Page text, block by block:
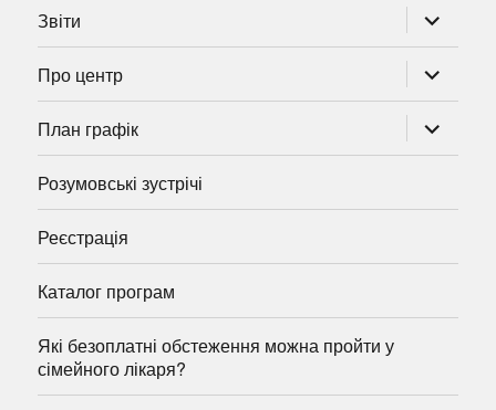
Звіти
підменю
Про центр
підменю
План графік
підменю
Розумовські зустрічі
Реєстрація
Каталог програм
Які безоплатні обстеження можна пройти у
сімейного лікаря?